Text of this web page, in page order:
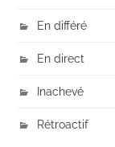
En différé
En direct
Inachevé
Rétroactif